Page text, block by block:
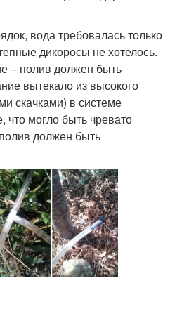
вода требовалась только
дикоросы не хотелось.
– полив должен быть
вытекало из высокого
скачками) в системе
что могло быть чревато
должен быть